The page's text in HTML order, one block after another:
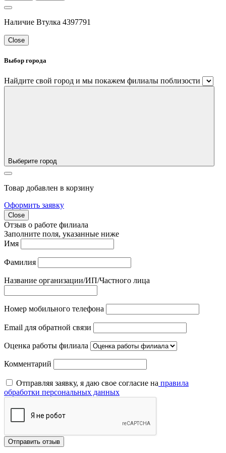
Наличие Втулка 4397791
Close
Выбор города
Найдите свой город и мы покажем филиалы поблизости
Выберите город
Товар добавлен в корзину
Оформить заявку
Close
Отзыв о работе филиала
Заполните поля, указанные ниже
Имя
Фамилия
Название организации/ИП/Частного лица
Номер мобильного телефона
Email для обратной связи
Оценка работы филиала
Комментарий
Отправляя заявку, я даю свое согласие на правила
обработки персональных данных
Отправить отзыв